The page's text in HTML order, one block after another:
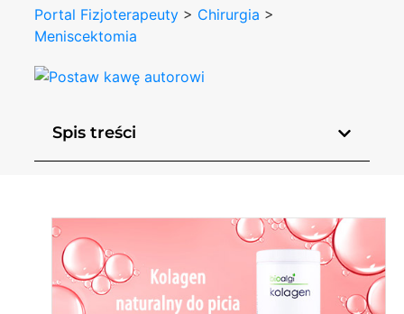
Portal Fizjoterapeuty > Chirurgia >
Meniscektomia
Spis treści